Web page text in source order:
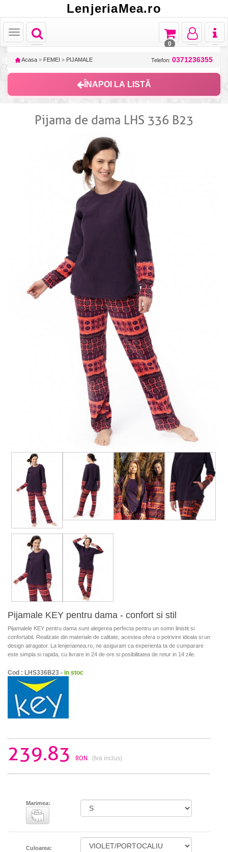
LenjeriaMea.ro
Toggle
navigation
Toggle
Toggle
navigation
Toggle
navigation
Toggle
navigation
0
Acasa » FEMEI » PIJAMALE Telefon: 0371236355
ÎNAPOI LA LISTĂ
Pijama de dama LHS 336 B23
Pijamale KEY pentru dama - confort si stil
Pijamalele KEY pentru dama sunt alegerea perfecta pentru un somn linistit si
confortabil. Realizate din materiale de calitate, acestea ofera o potrivire ideala si un
design atragator. La lenjeriamea.ro, ne asiguram ca experienta ta de cumparare
este simpla si rapida, cu livrare in 24 de ore si posibilitatea de retur in 14 zile.
Cod : LHS336B23 - in stoc
239.83 RON (tva inclus)
Marimea:
Culoarea: